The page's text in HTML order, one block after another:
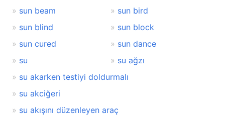
sun beam
sun bird
sun blind
sun block
sun cured
sun dance
su
su ağzı
su akarken testiyi doldurmalı
su akciğeri
su akışını düzenleyen araç